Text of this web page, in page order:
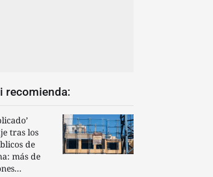
recomienda:
tras los
de
más de